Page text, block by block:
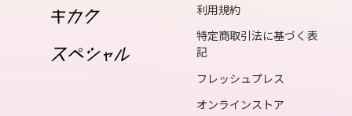
19
20
利用規約
特定商取引法に基づく表
記
フレッシュプレス
オンラインストア